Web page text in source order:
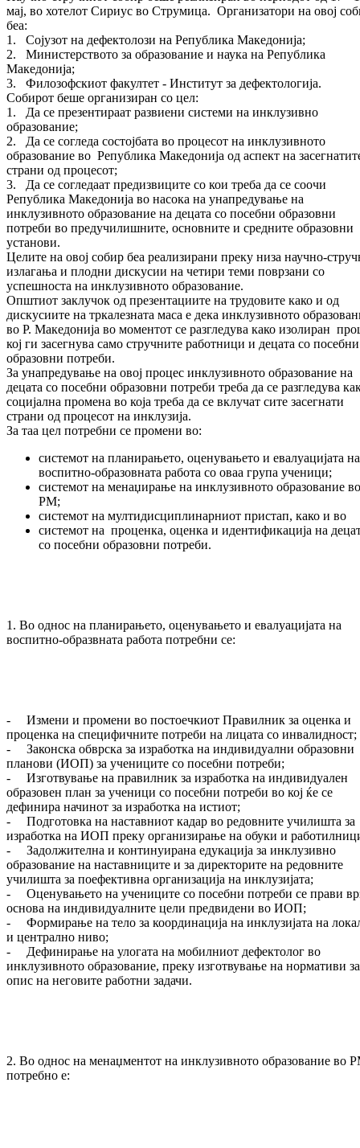
мај, во хотелот Сириус во Струмица. Организатори на овој
беа:
1. Сојузот на дефектолози на Република Македонија;
2. Министерството за образование и наука на Република
Македонија;
3. Филозофскиот факултет - Институт за дефектологија.
Собирот беше организиран со цел:
1. Да се презентираат развиени системи на инклузивно
образование;
2. Да се согледа состојбата во процесот на инклузивното
образование во Република Македонија од аспект на
страни од процесот;
3. Да се согледаат предизвиците со кои треба да се соочи
Република Македонија во насока на унапредување на
инклузивното образование на децата со посебни образовни
потреби во предучилишните, основните и средните образовни
установи.
Целите на овој собир беа реализирани преку низа научно-
излагања и плодни дискусии на четири теми поврзани со
успешноста на инклузивното образование.
Општиот заклучок од презентациите на трудовите како и од
дискусиите на тркалезната маса е дека инклузивното
во Р. Македонија во моментот се разгледува како изолиран
кој ги засегнува само стручните работници и децата со посебни
образовни потреби.
За унапредување на овој процес инклузивното образование на
децата со посебни образовни потреби треба да се разгледува
социјална промена во која треба да се вклучат сите засегнати
страни од процесот на инклузија.
За таа цел потребни се промени во:
системот на планирањето, оценувањето и евалуацијата на
воспитно-образовната работа со оваа група ученици;
системот на менаџирање на инклузивното образование во
РМ;
системот на мултидисциплинарниот пристап, како и во
системот на проценка, оценка и идентификација на
со посебни образовни потреби.
1. Во однос на планирањето, оценувањето и евалуацијата на
воспитно-образвната работа потребни се:
- Измени и промени во постоечкиот Правилник за оценка и
проценка на специфичните потреби на лицата со инвалидност;
- Законска обврска за изработка на индивидуални образовни
планови (ИОП) за учениците со посебни потреби;
- Изготвување на правилник за изработка на индивидуален
образовен план за ученици со посебни потреби во кој ќе се
дефинира начинот за изработка на истиот;
- Подготовка на наставниот кадар во редовните училишта за
изработка на ИОП преку организирање на обуки и
- Задолжителна и континуирана едукација за инклузивно
образование на наставниците и за директорите на редовните
училишта за поефективна организација на инклузијатa;
- Оценувањето на учениците со посебни потреби се прави
основа на индивидуалните цели предвидени во ИОП;
- Формирање на тело за координација на инклузијата на
и централно ниво;
- Дефинирање на улогата на мобилниот дефектолог во
инклузивното образование, преку изготвување на нормативи за
опис на неговите работни задачи.
2. Во однос на менаџментот на инклузивното образование во
потребно е: